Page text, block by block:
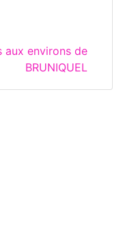
aux environs de
BRUNIQUEL